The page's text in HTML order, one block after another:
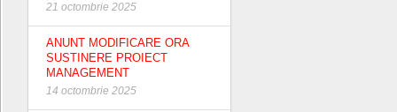
21 octombrie 2025
ANUNT MODIFICARE ORA
SUSTINERE PROIECT
MANAGEMENT
14 octombrie 2025